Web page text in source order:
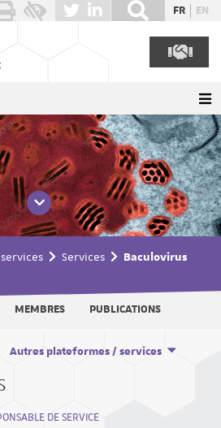
FR EN
Services Baculovirus
MEMBRES PUBLICATIONS
Autres plateformes / services
DE SERVICE